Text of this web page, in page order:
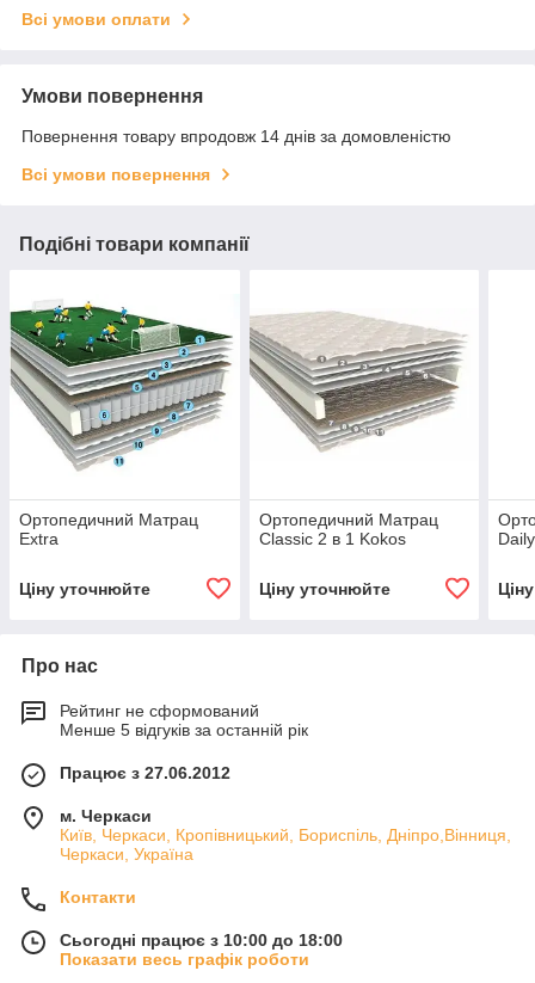
Всі умови оплати
Умови повернення
Повернення товару впродовж 14 днів за домовленістю
Всі умови повернення
Подібні товари компанії
Ортопедичний Матрац
Extra
Ціну уточнюйте
Ортопедичний Матрац
Classic 2 в 1 Kokos
Ціну уточнюйте
Про нас
Рейтинг не сформований
Менше 5 відгуків за останній рік
Працює з 27.06.2012
м. Черкаси
Київ, Черкаси, Кропівницький, Бориспіль, Дніпро,Вінниця,
Черкаси, Україна
Контакти
Сьогодні працює з 10:00 до 18:00
Показати весь графік роботи